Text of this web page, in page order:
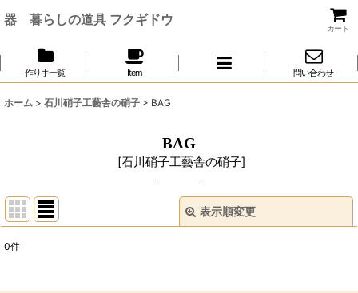
器 暮らしの道具 フクギドウ
カート
作り手一覧 Item 問い合わせ
ホーム > 石川硝子工藝舎の硝子 > BAG
BAG
[石川硝子工藝舎の硝子]
表示順変更
0件